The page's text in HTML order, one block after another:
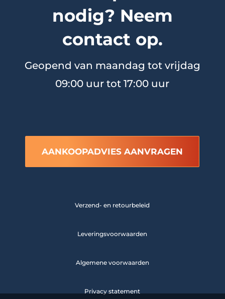
nodig? Neem
contact op.
Geopend van maandag tot vrijdag
09:00 uur tot 17:00 uur
AANKOOPADVIES AANVRAGEN
Verzend- en retourbeleid
Leveringsvoorwaarden
Algemene voorwaarden
Privacy statement